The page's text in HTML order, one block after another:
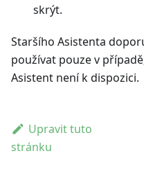
skrýt.
Staršího Asistenta
používat pouze v
Asistent není k dispozici.
Upravit tuto
stránku